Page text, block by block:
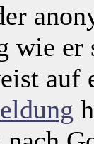
wie er
auf